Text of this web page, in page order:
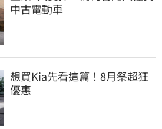
中古電動車
想買Kia先看這篇！8月祭超狂
優惠